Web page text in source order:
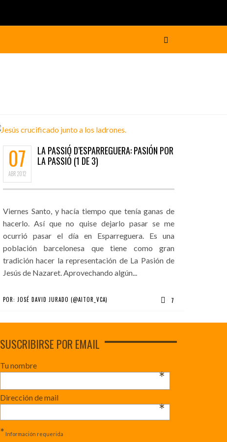
07
ABR2012
LA PASSIÓ D’ESPARREGUERA: PASIÓN POR
LA PASSIÓ (1 DE 3)
Viernes Santo, y hacía tiempo que tenía ganas de
hacerlo. Así que no quise dejarlo pasar se me
ocurrió pasar el día en Esparreguera. Es una
población barcelonesa que tiene como gran
tradición hacer la representación de La Pasión de
Jesús de Nazaret. Aprovechando algún...
POR: JOSÉ DAVID JURADO (@AITOR_VCA) 7
SUSCRIBIRSE POR EMAIL
Tu nombre
*
Dirección de mail
*
* Información requerida